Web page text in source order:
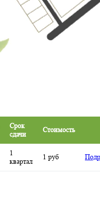
Срок
сдачи
Стоимость
1
квартал
1 руб